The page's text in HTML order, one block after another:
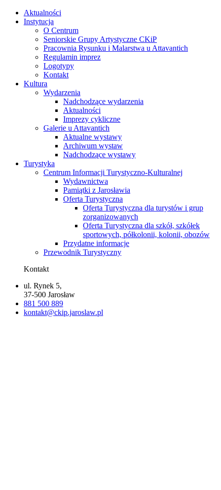
Aktualności
Instytucja
O Centrum
Seniorskie Grupy Artystyczne CKiP
Pracownia Rysunku i Malarstwa u Attavantich
Regulamin imprez
Logotypy
Kontakt
Kultura
Wydarzenia
Nadchodzące wydarzenia
Aktualności
Imprezy cykliczne
Galerie u Attavantich
Aktualne wystawy
Archiwum wystaw
Nadchodzące wystawy
Turystyka
Centrum Informacji Turystyczno-Kulturalnej
Wydawnictwa
Pamiątki z Jarosławia
Oferta Turystyczna
Oferta Turystyczna dla turystów i grup
zorganizowanych
Oferta Turystyczna dla szkół, szkółek
sportowych, półkolonii, kolonii, obozów
Przydatne informacje
Przewodnik Turystyczny
Kontakt
ul. Rynek 5,
37-500 Jarosław
881 500 889
kontakt@ckip.jaroslaw.pl